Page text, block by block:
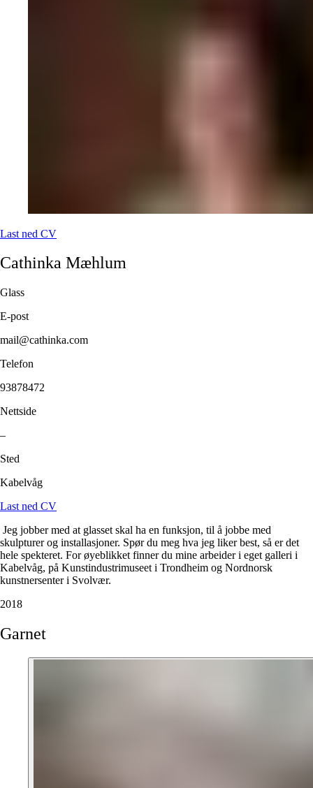
Last ned CV
Cathinka Mæhlum
Glass
E-post
mail@cathinka.com
Telefon
93878472
Nettside
–
Sted
Kabelvåg
Last ned CV
Jeg jobber med at glasset skal ha en funksjon, til å jobbe med
skulpturer og installasjoner. Spør du meg hva jeg liker best, så er det
hele spekteret. For øyeblikket finner du mine arbeider i eget galleri i
Kabelvåg, på Kunstindustrimuseet i Trondheim og Nordnorsk
kunstnersenter i Svolvær.
2018
Garnet